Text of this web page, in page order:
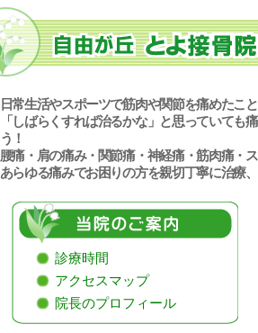
日常生活やスポーツで筋肉や関節を痛めたこ
「しばらくすれば治るかな」と思っていても
う！
腰痛・肩の痛み・関節痛・神経痛・筋肉痛・
あらゆる痛みでお困りの方を親切丁寧に治療
診療時間
アクセスマップ
院長のプロフィール